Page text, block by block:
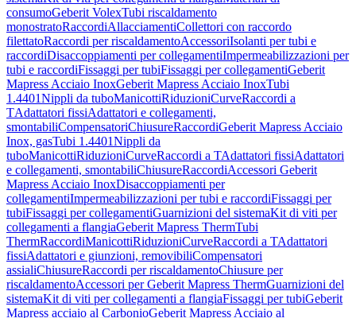
consumoGeberit VolexTubi riscaldamento
monostratoRaccordiAllacciamentiCollettori con raccordo
filettatoRaccordi per riscaldamentoAccessoriIsolanti per tubi e
raccordiDisaccoppiamenti per collegamentiImpermeabilizzazioni per
tubi e raccordiFissaggi per tubiFissaggi per collegamentiGeberit
Mapress Acciaio InoxGeberit Mapress Acciaio InoxTubi
1.4401Nippli da tuboManicottiRiduzioniCurveRaccordi a
TAdattatori fissiAdattatori e collegamenti,
smontabiliCompensatoriChiusureRaccordiGeberit Mapress Acciaio
Inox, gasTubi 1.4401Nippli da
tuboManicottiRiduzioniCurveRaccordi a TAdattatori fissiAdattatori
e collegamenti, smontabiliChiusureRaccordiAccessori Geberit
Mapress Acciaio InoxDisaccoppiamenti per
collegamentiImpermeabilizzazioni per tubi e raccordiFissaggi per
tubiFissaggi per collegamentiGuarnizioni del sistemaKit di viti per
collegamenti a flangiaGeberit Mapress ThermTubi
ThermRaccordiManicottiRiduzioniCurveRaccordi a TAdattatori
fissiAdattatori e giunzioni, removibiliCompensatori
assialiChiusureRaccordi per riscaldamentoChiusure per
riscaldamentoAccessori per Geberit Mapress ThermGuarnizioni del
sistemaKit di viti per collegamenti a flangiaFissaggi per tubiGeberit
Mapress acciaio al CarbonioGeberit Mapress Acciaio al